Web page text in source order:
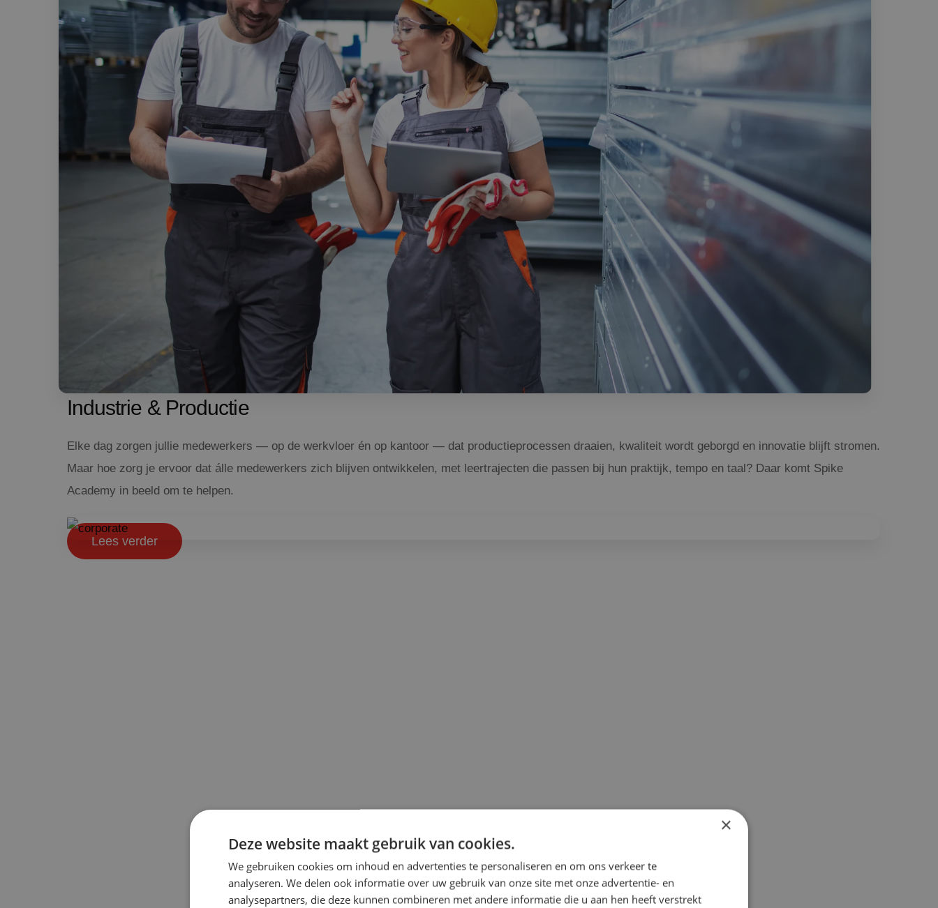
Industrie & Productie
Elke dag zorgen jullie medewerkers — op de werkvloer én op kantoor — dat productieprocessen draaien, kwaliteit wordt geborgd en innovatie blijft stromen.
Maar hoe zorg je ervoor dat álle medewerkers zich blijven ontwikkelen, met leertrajecten die passen bij hun praktijk, tempo en taal? Daar komt Spike
Academy in beeld om te helpen.
Lees verder
×
Deze website maakt gebruik van cookies.
We gebruiken cookies om inhoud en advertenties te personaliseren en om ons verkeer te
analyseren. We delen ook informatie over uw gebruik van onze site met onze advertentie- en
analysepartners, die deze kunnen combineren met andere informatie die u aan hen heeft verstrekt